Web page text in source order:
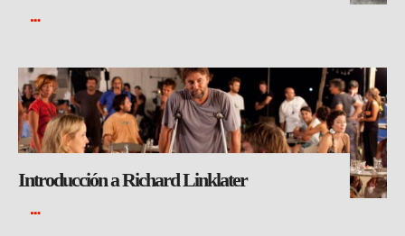
Introducción a Richard Linklater